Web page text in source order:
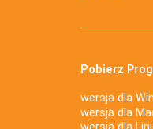
Pobierz
wersja dla
wersja dla